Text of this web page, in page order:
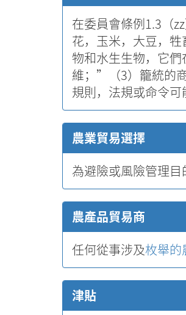
在委員會條例1.3（
花，玉米，大豆，
物和水生生物，它
維；”（3）籠統的
規則，法規或命令可
農業貿易選擇
為避險或風險管理目
農產品貿易商
任何從事涉及枚舉的
津貼